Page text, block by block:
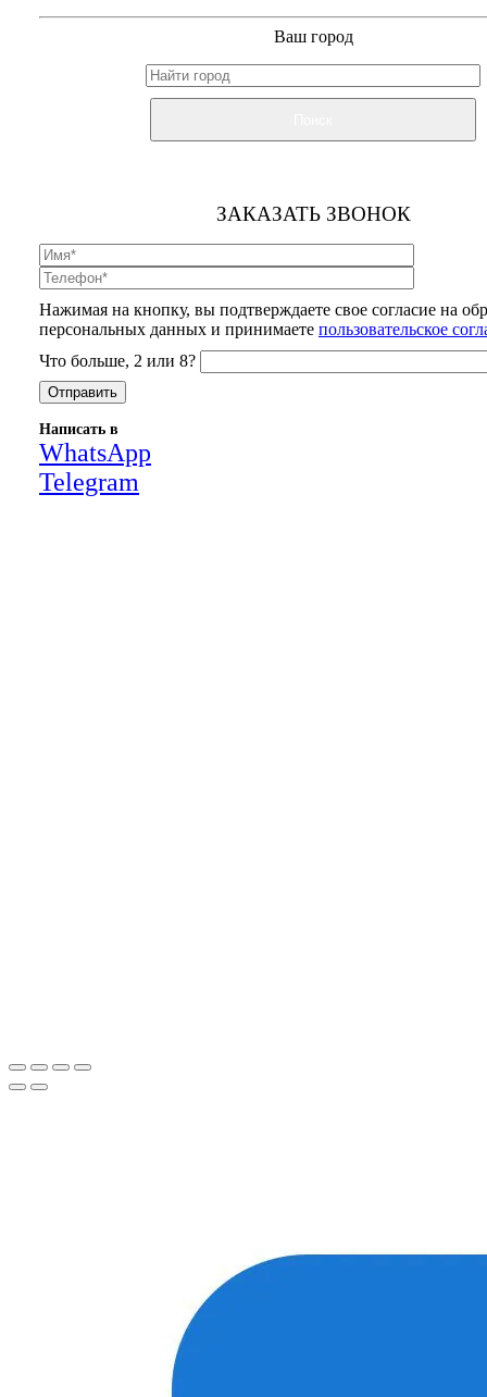
Ваш город
ЗАКАЗАТЬ ЗВОНОК
Нажимая на кнопку, вы подтверждаете свое согласие на
персональных данных и принимаете пользовательское
Что больше, 2 или 8?
Написать в
WhatsApp
Telegram